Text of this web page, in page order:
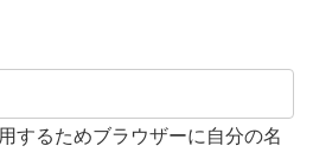
するためブラウザーに自分の名